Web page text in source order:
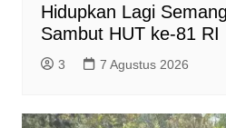
Hidupkan Lagi
Sambut HUT ke-81 RI
3 7 Agustus 2026